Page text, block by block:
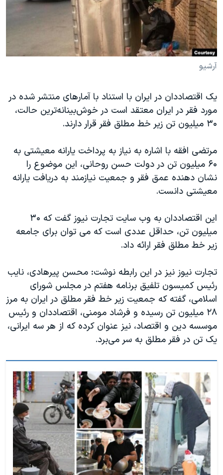
فرهنگ و زندگی
حقوق شهروندی
اقتصادی
علم و فناوری
گالری عکس
آرشیو پخش زنده
مستندها
انتخابات ریاست جمهوری آمریکا ۲۰۲۴
حمله جمهوری اسلامی به اسرائیل
رمز مهسا
اعتراضات زن، زندگی، آزادی
مجموعه مستندهای دادخواهی
دادگاه حمید نوری
چهل سال گروگان‌گیری
قانون شفافیت دارائی کادر رهبری ایران
اسرائیل در جنگ
نرگس محمدی برنده جایزه نوبل صلح
صفحه‌های ویژه
سفر پرزیدنت ترامپ به چین
دنبال کنید
آرشیو
یک اقتصاددان در ایران با استناد با آمارهای منتشر شده در
مورد فقر در ایران معتقد است در خوش‌بینانه‌ترین حالت،
۳۰ میلیون تن زیر خط مطلق فقر قرار دارند.
مرتضی افقه با اشاره به نیاز به پرداخت یارانه معیشتی به
۶۰ میلیون تن در دولت حسن روحانی، این موضوع را
نشان دهنده عمق فقر و جمعیت نیازمند به دریافت یارانه
معیشتی دانست.
این اقتصاددان به وب سایت تجارت نیوز گفت که ۳۰
میلیون تن، حداقل عددی است که می توان برای جامعه
زیر خط مطلق فقر ارائه داد.
تجارت نیوز نیز در این رابطه نوشت: محسن پیرهادی، نایب
رئیس کمیسون تلفیق برنامه هفتم در مجلس شورای
اسلامی، گفته که جمعیت زیر خط فقر مطلق در ایران به مرز
۲۸ میلیون تن رسیده و فرشاد مومنی، اقتصاددان و رئیس
موسسه دین و اقتصاد، نیز عنوان کرده که از هر سه ایرانی،
یک تن در فقر مطلق به سر می‌برد.